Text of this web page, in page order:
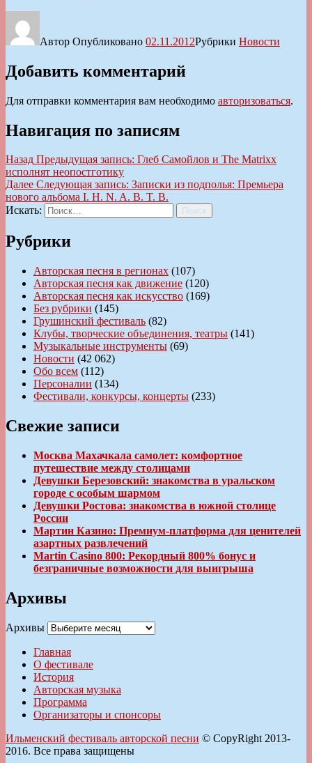
Автор Опубликовано 02.11.2012Рубрики Новости
Добавить комментарий
Для отправки комментария вам необходимо авторизоваться.
Навигация по записям
Назад Предыдущая запись: Глеб Самойлов и The Matrixx
исполнят неопостготику
Далее Следующая запись: Записки из подполья: Премьера
нового альбома I. H. N. A. B. T. B.
Искать:
Поиск
Рубрики
Авторская песня в регионах (107)
Авторская песня как движение (120)
Авторская песня как искусство (169)
Без рубрики (145)
Грушинский фестиваль (82)
Клубы, творческие объединения, театры (141)
Музыкальные инструменты (69)
Новости (42 062)
Обо всем (112)
Персоналии (134)
Фестивали, конкурсы, концерты (233)
Свежие записи
Москва Махачкала самолет: комфортное
путешествие между столицами
Девушки Березовский: знакомства в уральском
городе с особым шармом
Девушки Ростова: знакомства в южной столице
России
Мартин Казино: Премиум-платформа для ценителей
азартных развлечений
Martin Casino 800: Рекордный 800% бонус и
безграничные возможности для выигрыша
Архивы
Архивы
Главная
О фестивале
История
Авторская музыка
Программа
Организаторы и спонсоры
Ильменский фестиваль авторской песни © CopyRight 2013-
2016. Все права защищены